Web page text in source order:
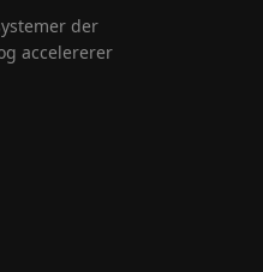
der
accelererer